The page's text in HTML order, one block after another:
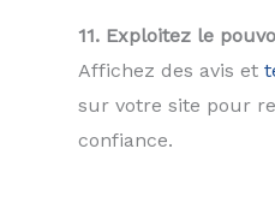
11. Exploitez le
Affichez des avis et
sur votre site pour
confiance.